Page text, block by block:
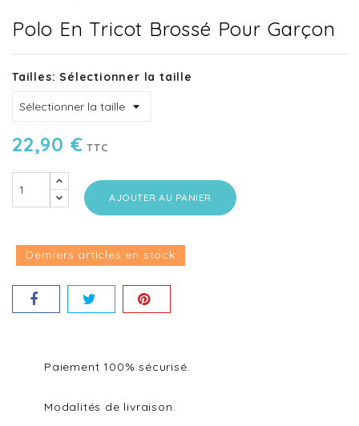
Polo En Tricot Brossé Pour Garçon
Tailles: Sélectionner la taille
22,90 € TTC
AJOUTER AU PANIER
Derniers articles en stock
Paiement 100% sécurisé.
Modalités de livraison.